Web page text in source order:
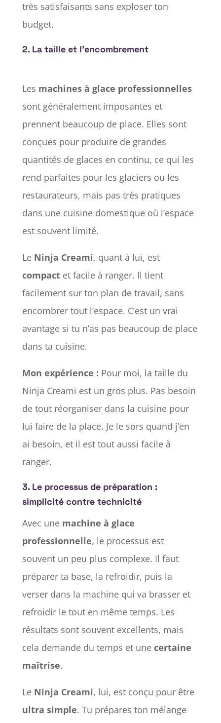
très satisfaisants sans exploser ton
budget.
2. La taille et l’encombrement
Les machines à glace professionnelles
sont généralement imposantes et
prennent beaucoup de place. Elles sont
conçues pour produire de grandes
quantités de glaces en continu, ce qui les
rend parfaites pour les glaciers ou les
restaurateurs, mais pas très pratiques
dans une cuisine domestique où l’espace
est souvent limité.
Le Ninja Creami, quant à lui, est
compactet facile à ranger. Il tient
facilement sur ton plan de travail, sans
encombrer tout l’espace. C’est un vrai
avantage si tu n’as pas beaucoup de place
dans ta cuisine.
Mon expérience : Pour moi, la taille du
Ninja Creami est un gros plus. Pas besoin
de tout réorganiser dans la cuisine pour
lui faire de la place. Je le sors quand j’en
ai besoin, et il est tout aussi facile à
ranger.
3. Le processus de préparation :
simplicité contre technicité
Avec une machine à glace
professionnelle, le processus est
souvent un peu plus complexe. Il faut
préparer ta base, la refroidir, puis la
verser dans la machine qui va brasser et
refroidir le tout en même temps. Les
résultats sont souvent excellents, mais
cela demande du temps et une certaine
maîtrise.
Le Ninja Creami, lui, est conçu pour être
ultra simple. Tu prépares ton mélange